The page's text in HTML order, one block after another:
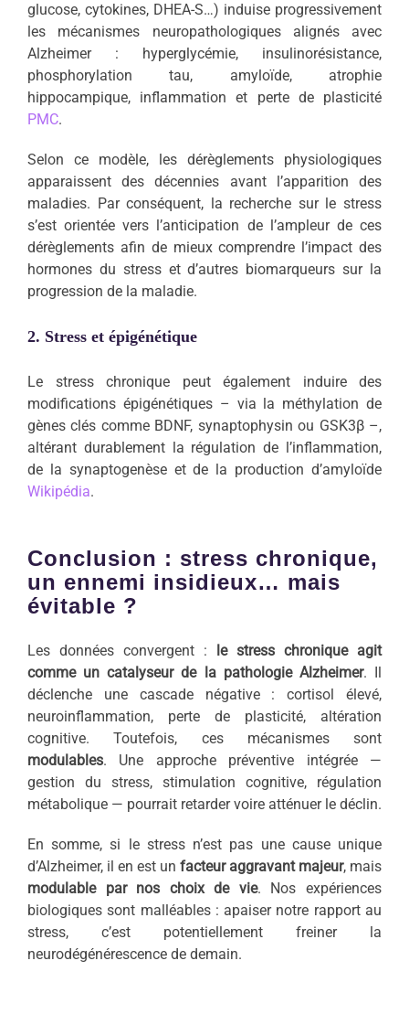
glucose, cytokines, DHEA-S…) induise progressivement
les mécanismes neuropathologiques alignés avec
Alzheimer : hyperglycémie, insulinorésistance,
phosphorylation tau, amyloïde, atrophie
hippocampique, inflammation et perte de plasticité
PMC.
Selon ce modèle, les dérèglements physiologiques
apparaissent des décennies avant l’apparition des
maladies. Par conséquent, la recherche sur le stress
s’est orientée vers l’anticipation de l’ampleur de ces
dérèglements afin de mieux comprendre l’impact des
hormones du stress et d’autres biomarqueurs sur la
progression de la maladie.
2. Stress et épigénétique
Le stress chronique peut également induire des
modifications épigénétiques – via la méthylation de
gènes clés comme BDNF, synaptophysin ou GSK3β –,
altérant durablement la régulation de l’inflammation,
de la synaptogenèse et de la production d’amyloïde
Wikipédia.
Conclusion : stress chronique,
un ennemi insidieux… mais
évitable ?
Les données convergent :
le stress chronique agit
comme un catalyseur de la pathologie Alzheimer. Il
déclenche une cascade négative : cortisol élevé,
neuroinflammation, perte de plasticité, altération
cognitive. Toutefois, ces mécanismes sont
modulables. Une approche préventive intégrée —
gestion du stress, stimulation cognitive, régulation
métabolique — pourrait retarder voire atténuer le déclin.
En somme, si le stress n’est pas une cause unique
d’Alzheimer, il en est un facteur aggravant majeur, mais
modulable par nos choix de vie. Nos expériences
biologiques sont malléables : apaiser notre rapport au
stress, c’est potentiellement freiner la
neurodégénérescence de demain.